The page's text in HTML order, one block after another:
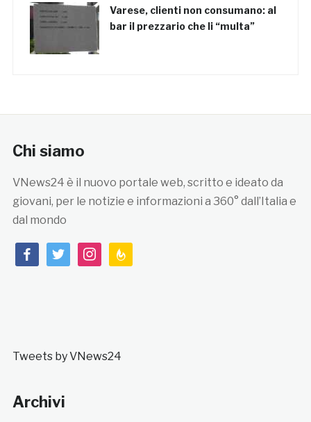
Varese, clienti non consumano: al
bar il prezzario che li “multa”
Chi siamo
VNews24 è il nuovo portale web, scritto e ideato da
giovani, per le notizie e informazioni a 360° dall’Italia e
dal mondo
facebooktwitterinstagramfeedburner
Tweets by VNews24
Archivi